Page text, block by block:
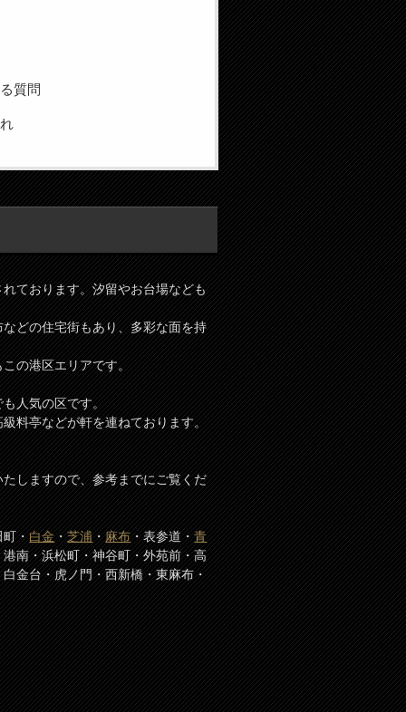
質問
ております。汐留やお台場なども
どの住宅街もあり、多彩な面を持
の港区エリアです。
人気の区です。
料亭などが軒を連ねております。
しますので、参考までにご覧くだ
町・白金・芝浦・麻布・表参道・青
港南・浜松町・神谷町・外苑前・高
金台・虎ノ門・西新橋・東麻布・